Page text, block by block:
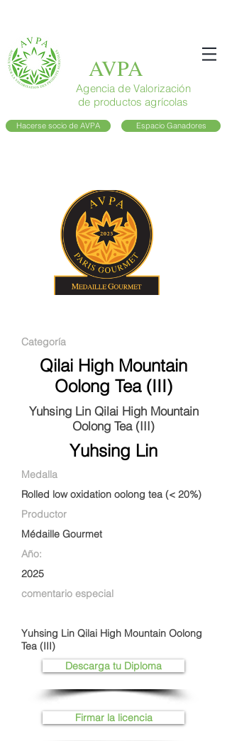
AVPA
Agencia de Valorización
de productos agrícolas
Hacerse socio de AVPA Espacio Ganadores
Categoría
Qilai High Mountain
Oolong Tea (III)
Yuhsing Lin Qilai High Mountain
Oolong Tea (III)
Yuhsing Lin
Medalla
Rolled low oxidation oolong tea (< 20%)
Productor
Médaille Gourmet
Año:
2025
comentario especial
Yuhsing Lin Qilai High Mountain Oolong
Tea (III)
Descarga tu Diploma
Firmar la licencia